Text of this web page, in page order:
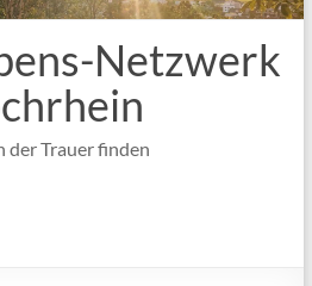
Netzwerk
der Trauer finden